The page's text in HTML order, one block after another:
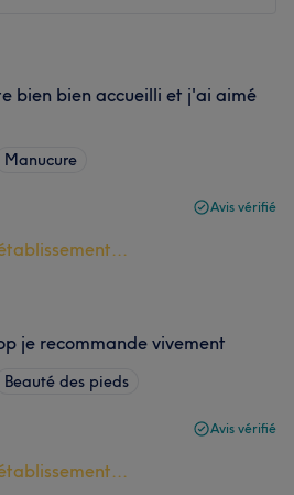
bien bien accueilli et j'ai aimé
Manucure
Avis vérifié
je recommande vivement
Beauté des pieds
Avis vérifié